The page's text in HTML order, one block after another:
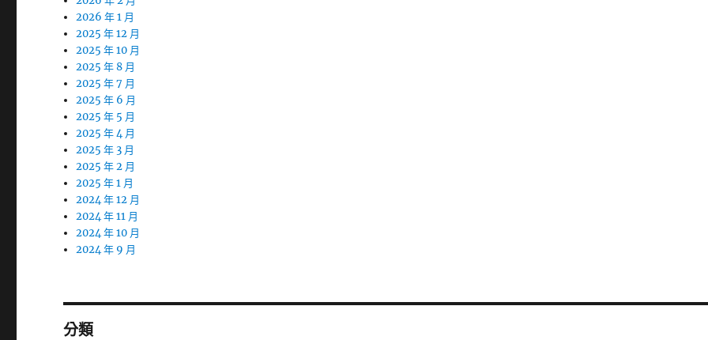
2026 年 1 月
2025 年 12 月
2025 年 10 月
2025 年 8 月
2025 年 7 月
2025 年 6 月
2025 年 5 月
2025 年 4 月
2025 年 3 月
2025 年 2 月
2025 年 1 月
2024 年 12 月
2024 年 11 月
2024 年 10 月
2024 年 9 月
分類